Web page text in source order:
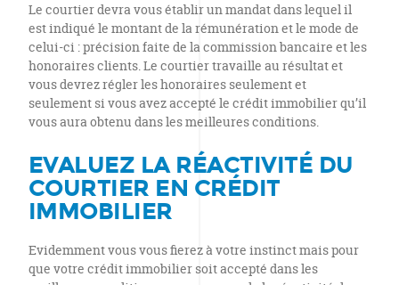
Le courtier devra vous établir un mandat dans lequel il
est indiqué le montant de la rémunération et le mode de
celui-ci : précision faite de la commission bancaire et les
honoraires clients. Le courtier travaille au résultat et
vous devrez régler les honoraires seulement et
seulement si vous avez accepté le crédit immobilier qu’il
vous aura obtenu dans les meilleures conditions.
EVALUEZ LA RÉACTIVITÉ DU
COURTIER EN CRÉDIT
IMMOBILIER
Evidemment vous vous fierez à votre instinct mais pour
que votre crédit immobilier soit accepté dans les